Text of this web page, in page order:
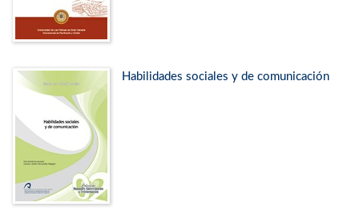
Habilidades sociales y de comunicación